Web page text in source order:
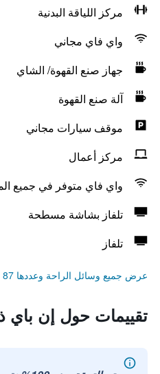
مركز اللياقة البدنية
واي فاي مجاني
جهاز صنع القهوة/ الشاي
آلة صنع القهوة
موقف سيارات مجاني
مركز أعمال
واي فاي متوفر في جميع
تلفاز بشاشة مسطحة
تلفاز
عرض جميع وسائل الراحة وعددها 87
تقييمات حول إن باي